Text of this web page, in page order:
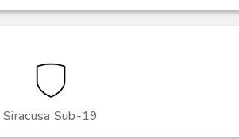
Siracusa Sub-19